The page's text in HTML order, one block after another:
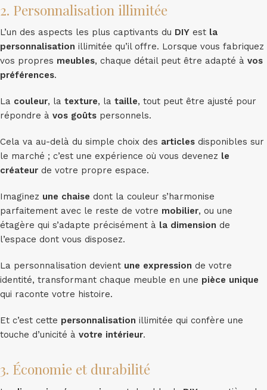
2. Personnalisation illimitée
L’un des aspects les plus captivants du DIY est la
personnalisation illimitée qu’il offre. Lorsque vous fabriquez
vos propres meubles, chaque détail peut être adapté à vos
préférences.
La couleur, la texture, la taille, tout peut être ajusté pour
répondre à vos goûts personnels.
Cela va au-delà du simple choix des articles disponibles sur
le marché ; c’est une expérience où vous devenez le
créateur de votre propre espace.
Imaginez une chaise dont la couleur s’harmonise
parfaitement avec le reste de votre mobilier, ou une
étagère qui s’adapte précisément à la dimension de
l’espace dont vous disposez.
La personnalisation devient une expression de votre
identité, transformant chaque meuble en une pièce unique
qui raconte votre histoire.
Et c’est cette personnalisation illimitée qui confère une
touche d’unicité à votre intérieur.
3. Économie et durabilité